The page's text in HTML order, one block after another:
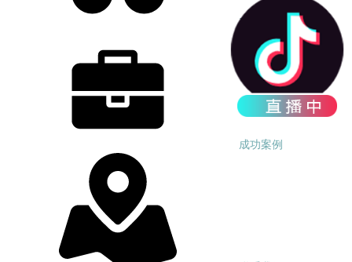
产品中心
成功案例